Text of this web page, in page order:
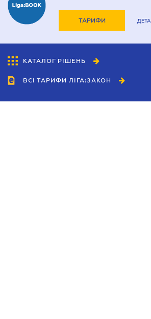
ТАРИФИ
КАТАЛОГ РІШЕНЬ
ВСІ ТАРИФИ ЛІГА:ЗАКОН